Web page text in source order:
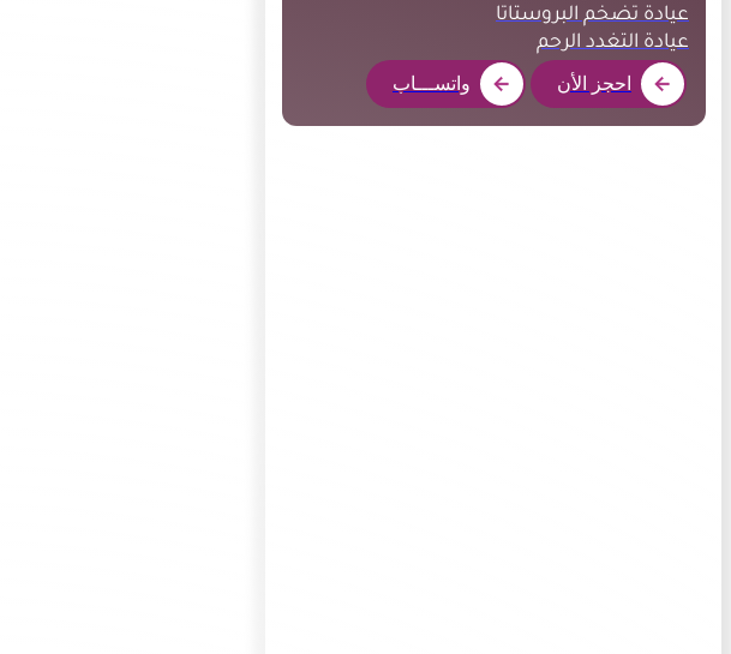
عيادة تضخم البروستاتا
عيادة التغدد الرحم
احجز الأن واتســـاب